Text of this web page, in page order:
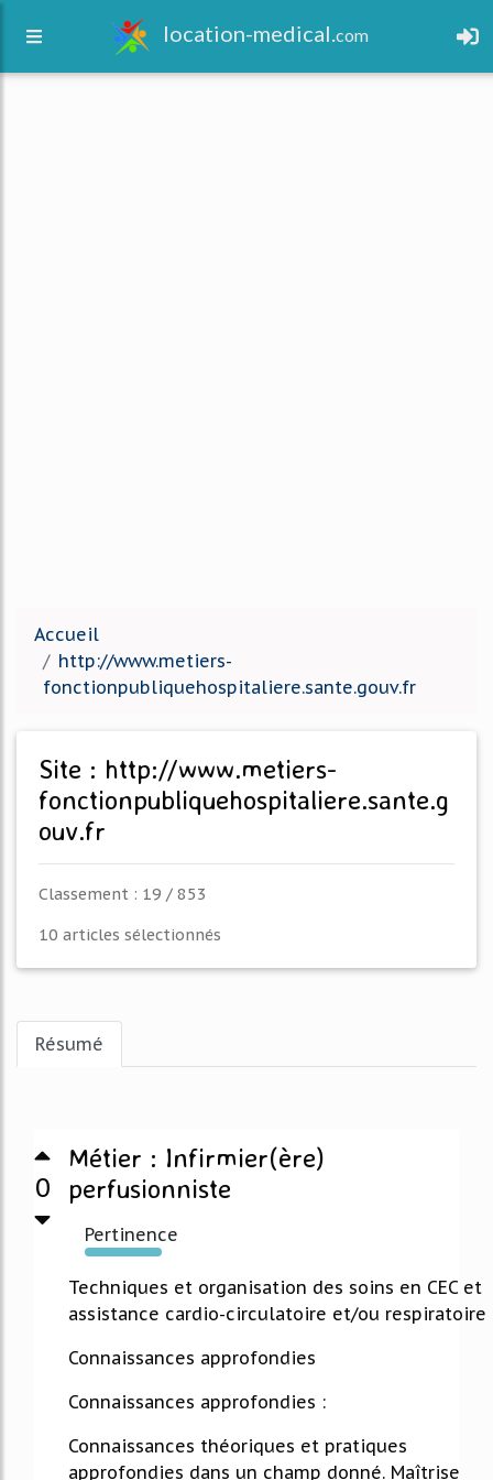
location-medical.com
Accueil
http://www.metiers-
fonctionpubliquehospitaliere.sante.gouv.fr
Site : http://www.metiers-
fonctionpubliquehospitaliere.sante.g
ouv.fr
Classement : 19 / 853
10 articles sélectionnés
Résumé
0
Métier : Infirmier(ère)
perfusionniste
Pertinence
277%
Techniques et organisation des soins en CEC et
assistance cardio-circulatoire et/ou respiratoire
Connaissances approfondies
Connaissances approfondies :
Connaissances théoriques et pratiques
approfondies dans un champ donné. Maîtrise